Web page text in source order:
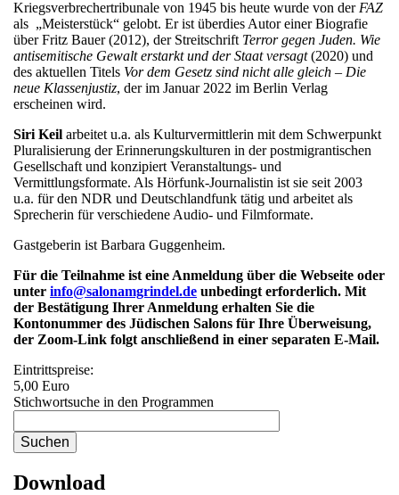
Kriegsverbrechertribunale von 1945 bis heute wurde von der FAZ
als „Meisterstück“ gelobt. Er ist überdies Autor einer Biografie
über Fritz Bauer (2012), der Streitschrift Terror gegen Juden. Wie
antisemitische Gewalt erstarkt und der Staat versagt(2020) und
des aktuellen Titels Vor dem Gesetz sind nicht alle gleich – Die
neue Klassenjustiz, der im Januar 2022 im Berlin Verlag
erscheinen wird.
Siri Keil arbeitet u.a. als Kulturvermittlerin mit dem Schwerpunkt
Pluralisierung der Erinnerungskulturen in der postmigrantischen
Gesellschaft und konzipiert Veranstaltungs- und
Vermittlungsformate. Als Hörfunk-Journalistin ist sie seit 2003
u.a. für den NDR und Deutschlandfunk tätig und arbeitet als
Sprecherin für verschiedene Audio- und Filmformate.
Gastgeberin ist Barbara Guggenheim.
Für die Teilnahme ist eine Anmeldung über die Webseite oder
unter info@salonamgrindel.de unbedingt erforderlich. Mit
der Bestätigung Ihrer Anmeldung erhalten Sie die
Kontonummer des Jüdischen Salons für Ihre Überweisung,
der Zoom-Link folgt anschließend in einer separaten E-Mail.
Eintrittspreise:
5,00 Euro
Stichwortsuche in den Programmen
Download